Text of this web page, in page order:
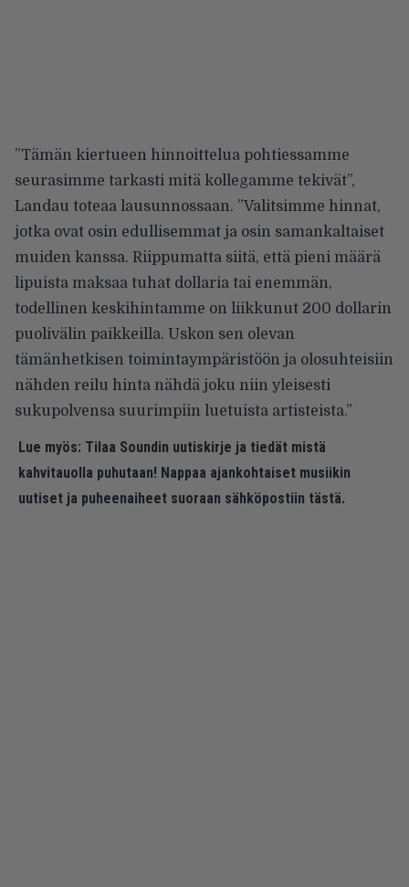
”Tämän kiertueen hinnoittelua pohtiessamme
seurasimme tarkasti mitä kollegamme tekivät”,
Landau toteaa lausunnossaan. ”Valitsimme hinnat,
jotka ovat osin edullisemmat ja osin samankaltaiset
muiden kanssa. Riippumatta siitä, että pieni määrä
lipuista maksaa tuhat dollaria tai enemmän,
todellinen keskihintamme on liikkunut 200 dollarin
puolivälin paikkeilla. Uskon sen olevan
tämänhetkisen toimintaympäristöön ja olosuhteisiin
nähden reilu hinta nähdä joku niin yleisesti
sukupolvensa suurimpiin luetuista artisteista.”
Lue myös: Tilaa Soundin uutiskirje ja tiedät mistä
kahvitauolla puhutaan! Nappaa ajankohtaiset musiikin
uutiset ja puheenaiheet suoraan sähköpostiin tästä.